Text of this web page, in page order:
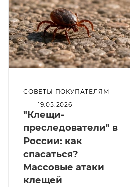
СОВЕТЫ ПОКУПАТЕЛЯМ
— 19.05.2026
"Клещи-
преследователи" в
России: как
спасаться?
Массовые атаки
клещей